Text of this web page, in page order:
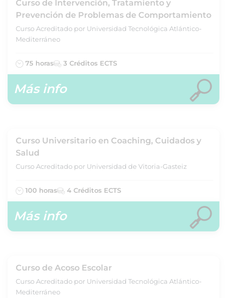
Curso de Intervención, Tratamiento y
Prevención de Problemas de Comportamiento
Curso Acreditado por Universidad Tecnológica Atlántico-
Mediterráneo
75 horas 3 Créditos ECTS
Más info
Curso Universitario en Coaching, Cuidados y
Salud
Curso Acreditado por Universidad de Vitoria-Gasteiz
100 horas 4 Créditos ECTS
Más info
Curso de Acoso Escolar
Curso Acreditado por Universidad Tecnológica Atlántico-
Mediterráneo